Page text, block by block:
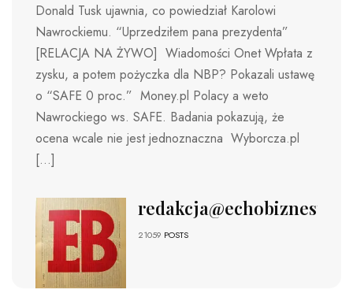
Donald Tusk ujawnia, co powiedział Karolowi
Nawrockiemu. “Uprzedziłem pana prezydenta”
[RELACJA NA ŻYWO] Wiadomości Onet Wpłata z
zysku, a potem pożyczka dla NBP? Pokazali ustawę
o “SAFE 0 proc.” Money.pl Polacy a weto
Nawrockiego ws. SAFE. Badania pokazują, że
ocena wcale nie jest jednoznaczna Wyborcza.pl
[…]
redakcja@echobiznesu.pl
21059 POSTS